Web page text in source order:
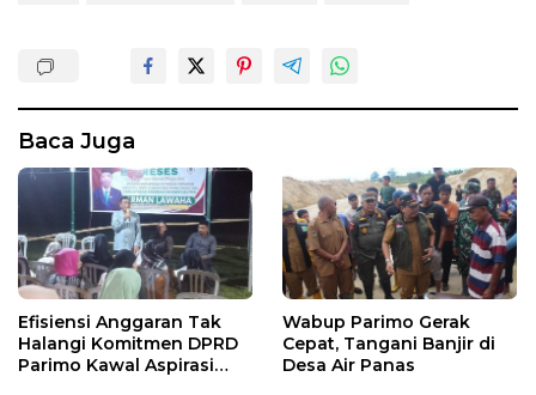
Baca Juga
Efisiensi Anggaran Tak
Halangi Komitmen DPRD
Parimo Kawal Aspirasi
Wabup Parimo Gerak
Cepat, Tangani Banjir di
Desa Air Panas